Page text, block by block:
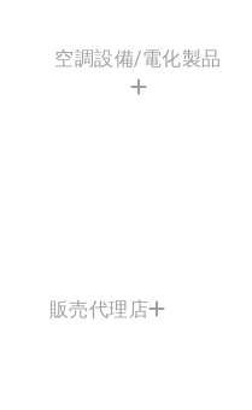
空調設備/電化製品
販売代理店